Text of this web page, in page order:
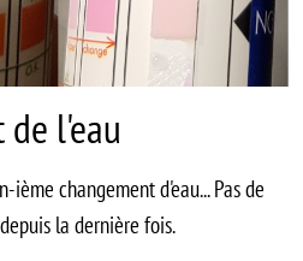
de l'eau
ième changement d'eau... Pas de
la dernière fois.